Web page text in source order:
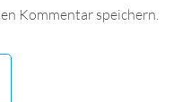
Kommentar speichern.